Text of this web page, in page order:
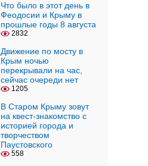
Что было в этот день в
Феодосии и Крыму в
прошлые годы 8 августа
2832
Движение по мосту в
Крым ночью
перекрывали на час,
сейчас очереди нет
1205
В Старом Крыму зовут
на квест-знакомство с
историей города и
творчеством
Паустовского
558